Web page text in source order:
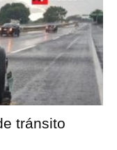
tránsito